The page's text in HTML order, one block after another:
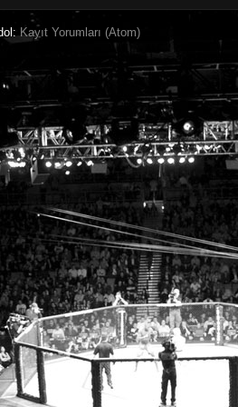
Kayıt Yorumları (Atom)